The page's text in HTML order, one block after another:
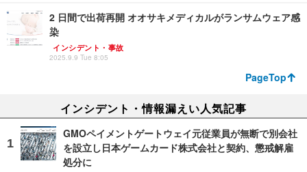
2 日間で出荷再開 オオサキメディカルがランサムウェア感
染
インシデント・事故
2025.9.9 Tue 8:05
PageTop
インシデント・情報漏えい人気記事
GMOペイメントゲートウェイ元従業員が無断で別会社
を設立し日本ゲームカード株式会社と契約、懲戒解雇
処分に